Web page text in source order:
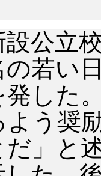
公立
の若い
した
う奨
」と